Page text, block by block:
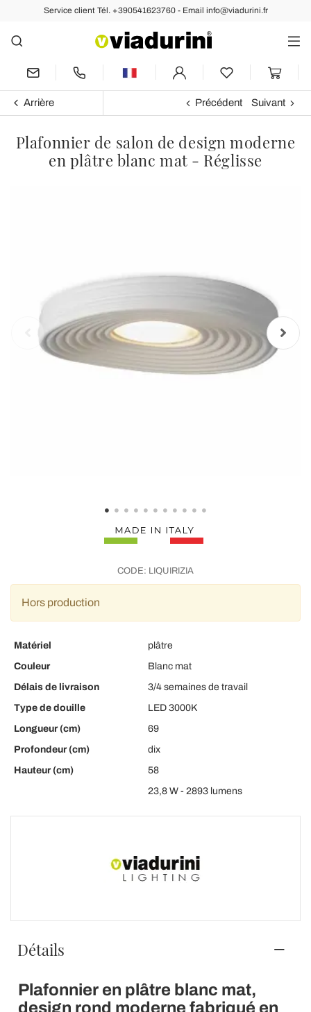
Service client Tél. +390541623760 - Email info@viadurini.fr
Arrière Précédent Suivant
Plafonnier de salon de design moderne
en plâtre blanc mat - Réglisse
CODE: LIQUIRIZIA
Hors production
Matériel
plâtre
Couleur
Blanc mat
Délais de livraison
3/4 semaines de travail
Type de douille
LED 3000K
Longueur (cm)
69
Profondeur (cm)
dix
Hauteur (cm)
58
23,8 W - 2893 lumens
Détails
Plafonnier en plâtre blanc mat,
design rond moderne fabriqué en